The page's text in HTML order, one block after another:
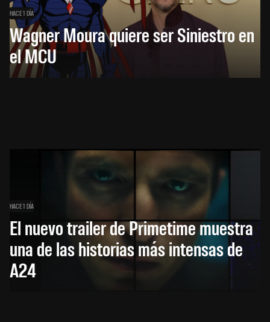
HACE 1 DÍA
Wagner Moura quiere ser Siniestro en
el MCU
HACE 1 DÍA
El nuevo trailer de Primetime muestra
una de las historias más intensas de
A24